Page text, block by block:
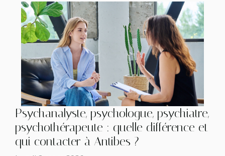
Psychanalyste, psychologue, psychiatre,
psychothérapeute : quelle différence et
qui contacter à Antibes ?